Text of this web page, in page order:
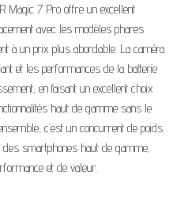
Magic 7 Pro offre un excellent
avec les modèles phares
à un prix plus abordable. La caméra
et les performances de la batterie
en faisant un excellent choix
haut de gamme sans le
c’est un concurrent de poids
smartphones haut de gamme,
et de valeur.